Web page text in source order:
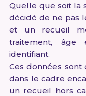
Quelle que soit la
décidé de ne pas
et un recueil
traitement,
identifiant.
Ces données
dans le cadre
un recueil hors